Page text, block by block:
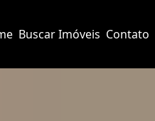
Buscar Imóveis Contato